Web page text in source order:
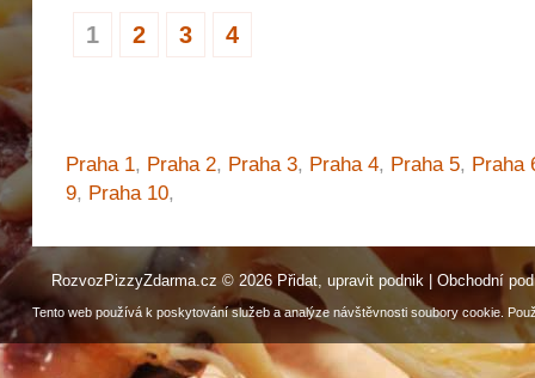
1 2 3 4
Praha 1, Praha 2, Praha 3, Praha 4, Praha 5, Praha
9, Praha 10,
RozvozPizzyZdarma.cz © 2026 Přidat, upravit podnik Obchodní
Tento web používá k poskytování služeb a analýze návštěvnosti soubory cookie.